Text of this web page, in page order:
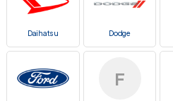
Daihatsu Dodge
F